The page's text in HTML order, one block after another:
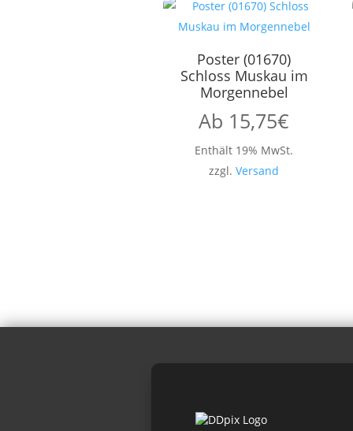
Poster (01670)
Schloss Muskau im
Morgennebel
Ab 15,75€
Enthält 19% MwSt.
zzgl.Versand